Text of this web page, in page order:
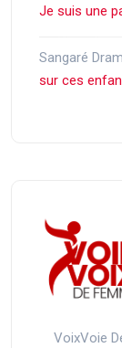
Je suis une
Sangaré
sur ces
VoixVoie